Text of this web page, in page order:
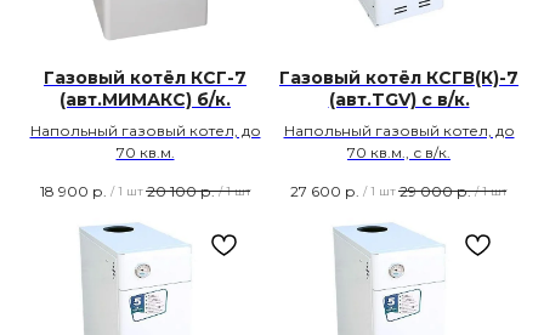
Газовый котёл КСГ-7
(авт.МИМАКС) б/к.
Напольный газовый котел, до
70 кв.м.
18 900 р. / 1 шт 20 100 р. / 1 шт
Газовый котёл КСГВ(К)-7
(авт.TGV) с в/к.
Напольный газовый котел, до
70 кв.м., с в/к.
27 600 р. / 1 шт 29 000 р. / 1 шт